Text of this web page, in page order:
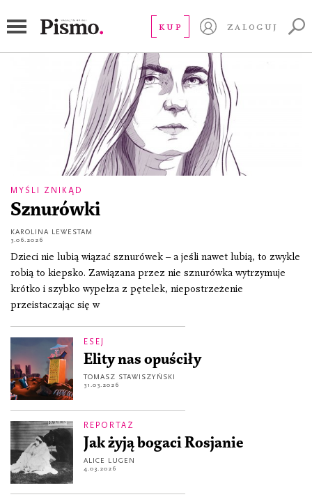
KUP ZALOGUJ
MYŚLI ZNIKĄD
Sznurówki
KAROLINA LEWESTAM
3.06.2026
Dzieci nie lubią wiązać sznurówek – a jeśli nawet lubią, to zwykle
robią to kiepsko. Zawiązana przez nie sznurówka wytrzymuje
krótko i szybko wypełza z pętelek, niepostrzeżenie
przeistaczając się w
ESEJ
Elity nas opuściły
TOMASZ STAWISZYŃSKI
31.03.2026
REPORTAŻ
Jak żyją bogaci Rosjanie
ALICE LUGEN
4.03.2026